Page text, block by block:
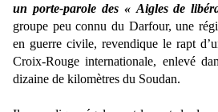
un porte-parole des « Aigles de
groupe peu connu du Darfour, une
en guerre civile, revendique le rapt
Croix-Rouge internationale, enlevé
dizaine de kilomètres du Soudan.